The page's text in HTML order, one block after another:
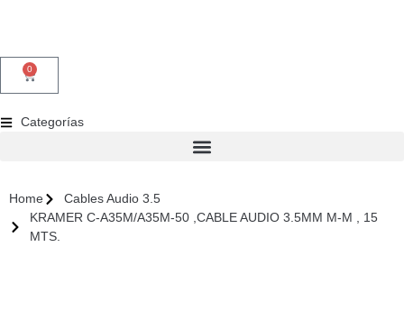
0
Categorías
Home
Cables Audio 3.5
KRAMER C-A35M/A35M-50 ,CABLE AUDIO 3.5MM M-M , 15
MTS.